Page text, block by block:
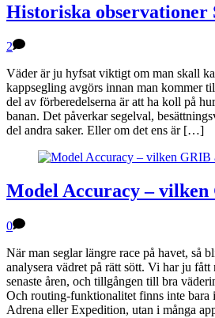
Historiska
2
Väder är ju hyfsat viktigt om man skall
kappsegling avgörs innan man kommer
del av förberedelserna är att ha koll på
banan. Det påverkar segelval,
del andra saker. Eller om det ens är […]
Model Accuracy – vilken
0
När man seglar längre race på havet, så
analysera vädret på rätt sött. Vi har ju fått
senaste åren, och tillgången till bra
Och routing-funktionalitet finns inte bara
Adrena eller Expedition, utan i många